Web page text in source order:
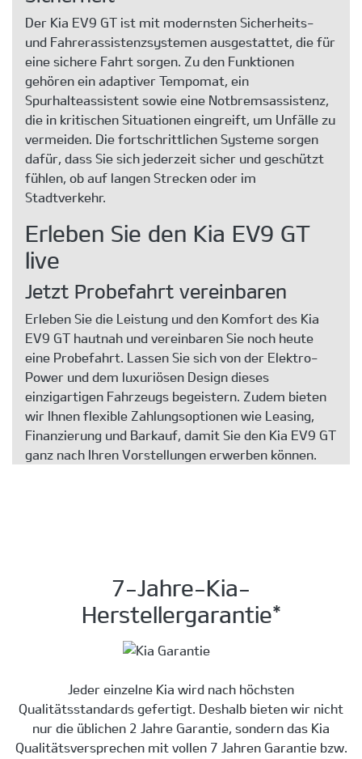
Der Kia EV9 GT ist mit modernsten Sicherheits-
und Fahrerassistenzsystemen ausgestattet, die für
eine sichere Fahrt sorgen. Zu den Funktionen
gehören ein adaptiver Tempomat, ein
Spurhalteassistent sowie eine Notbremsassistenz,
die in kritischen Situationen eingreift, um Unfälle zu
vermeiden. Die fortschrittlichen Systeme sorgen
dafür, dass Sie sich jederzeit sicher und geschützt
fühlen, ob auf langen Strecken oder im
Stadtverkehr.
Erleben Sie den Kia EV9 GT
live
Jetzt Probefahrt vereinbaren
Erleben Sie die Leistung und den Komfort des Kia
EV9 GT hautnah und vereinbaren Sie noch heute
eine Probefahrt. Lassen Sie sich von der Elektro-
Power und dem luxuriösen Design dieses
einzigartigen Fahrzeugs begeistern. Zudem bieten
wir Ihnen flexible Zahlungsoptionen wie Leasing,
Finanzierung und Barkauf, damit Sie den Kia EV9 GT
ganz nach Ihren Vorstellungen erwerben können.
7-Jahre-Kia-
Herstellergarantie*
Jeder einzelne Kia wird nach höchsten
Qualitätsstandards gefertigt. Deshalb bieten wir nicht
nur die üblichen 2 Jahre Garantie, sondern das Kia
Qualitätsversprechen mit vollen 7 Jahren Garantie bzw.